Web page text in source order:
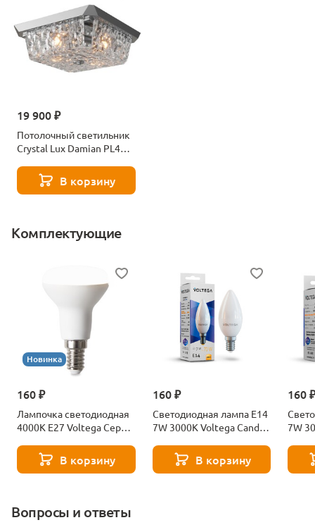
19 900 ₽
Потолочный светильник
Crystal Lux Damian PL4
В корзину
Комплектующие
Новинка
160 ₽
Лампочка светодиодная
4000К Е27 Voltega Серия
В корзину
160 ₽
Светодиодная лампа E14
7W 3000K Voltega Candle
В корзину
160
7W
Вопросы и ответы